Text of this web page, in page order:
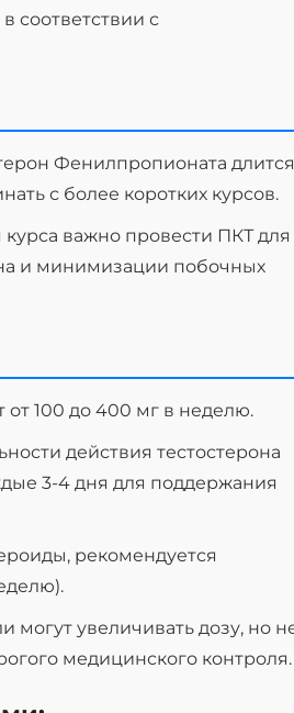
соответствии с
Фенилпропионата длится
с более коротких курсов.
важно провести ПКТ для
и минимизации побочных
от 100 до 400 мг в неделю.
действия тестостерона
3-4 дня для поддержания
рекомендуется
могут увеличивать дозу, но
медицинского контроля.